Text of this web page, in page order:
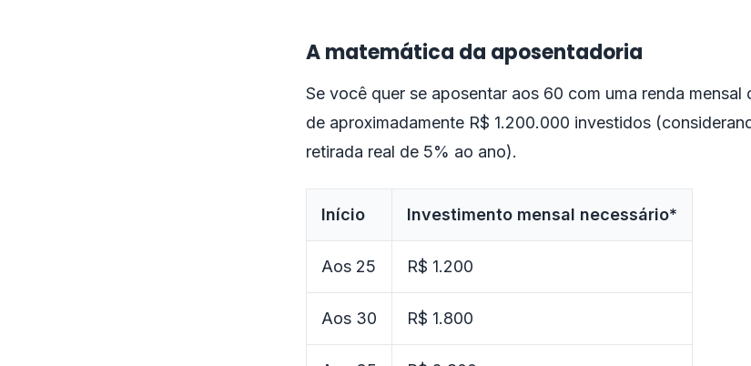
A matemática da aposentadoria
Se você quer se aposentar aos 60 com uma renda mensal
de aproximadamente R$ 1.200.000 investidos
retirada real de 5% ao ano).
Início Investimento mensal necessário*
Aos 25 R$ 1.200
Aos 30 R$ 1.800